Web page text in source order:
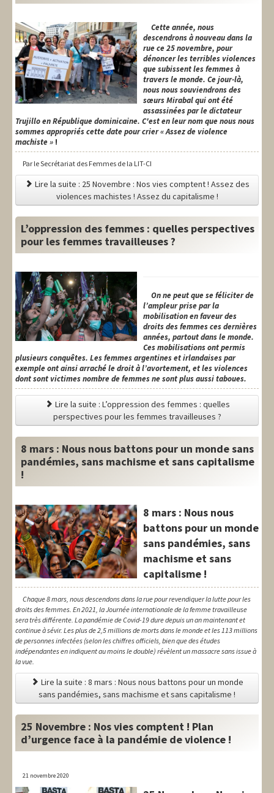
Cette année, nous
descendrons à nouveau dans la
rue ce 25 novembre, pour
dénoncer les terribles violences
que subissent les femmes à
travers le monde. Ce jour-là,
nous nous souviendrons des
sœurs Mirabal qui ont été
assassinées par le dictateur
Trujillo en République dominicaine. C'est en leur nom que nous nous
sommes appropriés cette date pour crier « Assez de violence
machiste » !
Par le Secrétariat des Femmes de la LIT-CI
Lire la suite : 25 Novembre : Nos vies comptent ! Assez des
violences machistes ! Assez du capitalisme !
L’oppression des femmes : quelles perspectives
pour les femmes travailleuses ?
On ne peut que se féliciter de
l’ampleur prise par la
mobilisation en faveur des
droits des femmes ces dernières
années, partout dans le monde.
Ces mobilisations ont permis
plusieurs conquêtes. Les femmes argentines et irlandaises par
exemple ont ainsi arraché le droit à l’avortement, et les violences
dont sont victimes nombre de femmes ne sont plus aussi taboues.
Lire la suite : L’oppression des femmes : quelles
perspectives pour les femmes travailleuses ?
8 mars : Nous nous battons pour un monde sans
pandémies, sans machisme et sans capitalisme
!
8 mars : Nous nous
battons pour un monde
sans pandémies, sans
machisme et sans
capitalisme !
Chaque 8 mars, nous descendons dans la rue pour revendiquer la lutte pour les
droits des femmes. En 2021, la Journée internationale de la femme travailleuse
sera très différente. La pandémie de Covid-19 dure depuis un an maintenant et
continue à sévir. Les plus de 2,5 millions de morts dans le monde et les 113 millions
de personnes infectées (selon les chiffres officiels, bien que des études
indépendantes en indiquent au moins le double) révèlent un massacre sans issue à
la vue.
Lire la suite : 8 mars : Nous nous battons pour un monde
sans pandémies, sans machisme et sans capitalisme !
25 Novembre : Nos vies comptent ! Plan
d’urgence face à la pandémie de violence !
21 novembre 2020